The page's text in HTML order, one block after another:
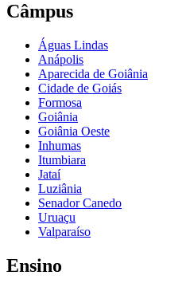
Câmpus
Águas Lindas
Anápolis
Aparecida de Goiânia
Cidade de Goiás
Formosa
Goiânia
Goiânia Oeste
Inhumas
Itumbiara
Jataí
Luziânia
Senador Canedo
Uruaçu
Valparaíso
Ensino